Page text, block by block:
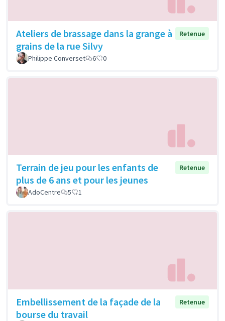
Ateliers de brassage dans la grange à
grains de la rue Silvy
Retenue
Philippe Converset 6 0
Terrain de jeu pour les enfants de
plus de 6 ans et pour les jeunes
Retenue
AdoCentre 5 1
Embellissement de la façade de la
bourse du travail
Retenue